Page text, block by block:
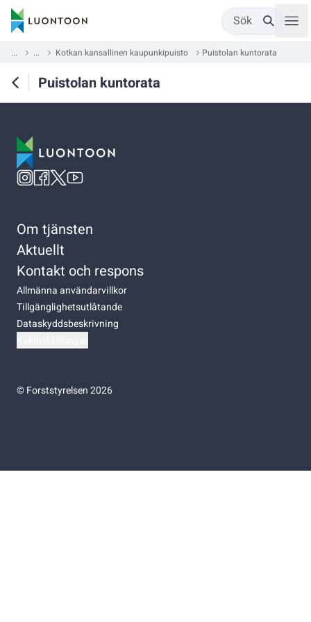
Sök
... ... Kotkan kansallinen kaupunkipuisto Puistolan kuntorata
Puistolan kuntorata
Om tjänsten
Aktuellt
Kontakt och respons
Allmänna användarvillkor
Tillgänglighetsutlåtande
Dataskyddsbeskrivning
©Forststyrelsen 2026